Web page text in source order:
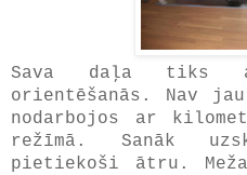
Sava daļa tiks
orientēšanās. Nav
nodarbojos ar
režīmā. Sanāk
pietiekoši ātru.